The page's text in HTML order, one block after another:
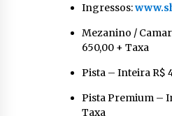
Ingressos:
Mezanino /
650,00 + Taxa
Pista – Inteira R$
Pista Premium –
Taxa